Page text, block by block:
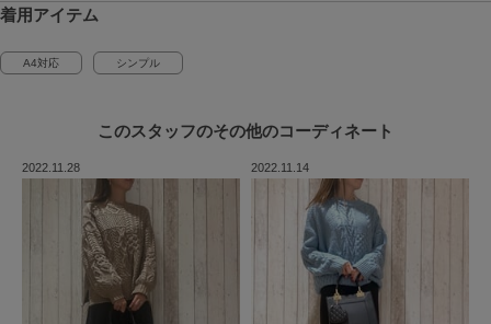
着用アイテム
A4対応 シンプル
このスタッフのその他のコーディネート
2022.11.28 2022.11.14